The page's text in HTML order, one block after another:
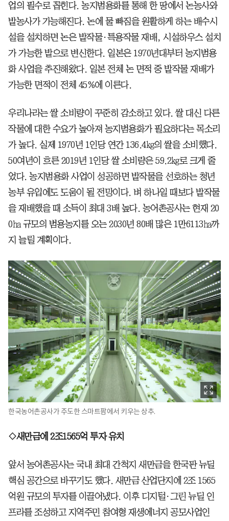
업의 필수로 꼽힌다. 농지범용화를 통해 한 땅에서 논농사와
밭농사가 가능해진다. 논에 물 빠짐을 원활하게 하는 배수시
설을 설치하면 논은 밭작물·특용작물 재배, 시설하우스 설치
가 가능한 밭으로 변신한다. 일본은 1970년대부터 농지범용
화 사업을 추진해왔다. 일본 전체 논 면적 중 밭작물 재배가
가능한 면적이 전체 45%에 이른다.
우리나라는 쌀 소비량이 꾸준히 감소하고 있다. 쌀 대신 다른
작물에 대한 수요가 높아져 농지범용화가 필요하다는 목소리
가 높다. 실제 1970년 1인당 연간 136.4㎏의 쌀을 소비했다.
50여년이 흐른 2019년 1인당 쌀 소비량은 59.2㎏로 크게 줄
었다. 농지범용화 사업이 성공하면 밭작물을 선호하는 청년
농부 유입에도 도움이 될 전망이다. 벼 하나일 때보다 밭작물
을 재배했을 때 소득이 최대 3배 높다. 농어촌공사는 현재 20
0㏊ 규모의 범용농지를 오는 2030년 80배 많은 1만6113㏊까
지 늘릴 계획이다.
한국농어촌공사가 주도한 스마트팜에서 키우는 상추.
◇새만금에 2조1565억 투자 유치
앞서 농어촌공사는 국내 최대 간척지 새만금을 한국판 뉴딜
핵심 공간으로 바꾸기도 했다. 새만금 산업단지에 2조 1565
억원 규모의 투자를 이끌어냈다. 이후 디지털·그린 뉴딜 인
프라를 조성하고 지역주민 참여형 재생에너지 공모사업인